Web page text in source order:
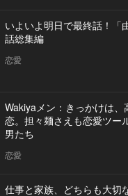
いよいよ明日で最終話！「
話総集編
恋愛
Wakiyaメン：きっかけは、
恋。担々麺さえも恋愛ツー
男たち
恋愛
仕事と家族、どちらも大切